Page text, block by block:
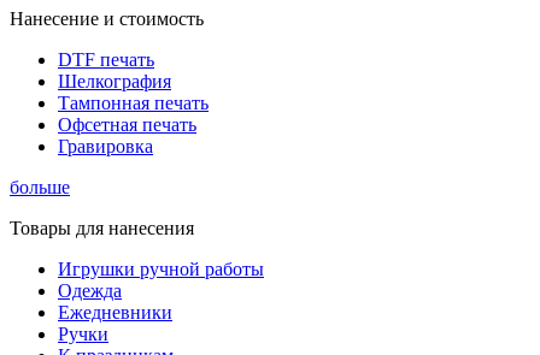
Нанесение и стоимость
DTF печать
Шелкография
Тампонная печать
Офсетная печать
Гравировка
больше
Товары для нанесения
Игрушки ручной работы
Одежда
Ежедневники
Ручки